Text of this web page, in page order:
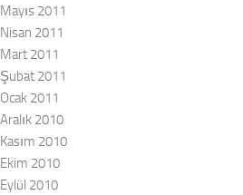
Mayıs 2011
Nisan 2011
Mart 2011
Şubat 2011
Ocak 2011
Aralık 2010
Kasım 2010
Ekim 2010
Eylül 2010